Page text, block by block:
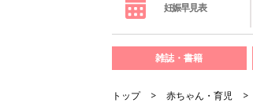
妊娠早見表
雑誌・書籍
トップ 赤ちゃん・育児